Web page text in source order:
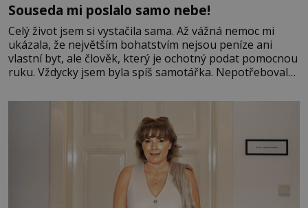
Souseda mi poslalo samo nebe!
Celý život jsem si vystačila sama. Až vážná nemoc mi
ukázala, že největším bohatstvím nejsou peníze ani
vlastní byt, ale člověk, který je ochotný podat pomocnou
ruku. Vždycky jsem byla spíš samotářka. Nepotřebovala
mi knihy, práce a hlavně klid. Hned po studiích jsem